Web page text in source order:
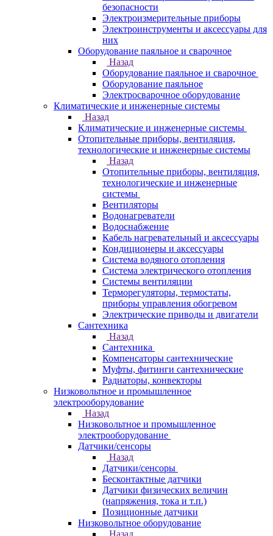
безопасности
Электроизмерительные приборы
Электроинструменты и аксессуары для
них
Оборудование паяльное и сварочное
Назад
Оборудование паяльное и сварочное
Оборудование паяльное
Электросварочное оборудование
Климатические и инженерные системы
Назад
Климатические и инженерные системы
Отопительные приборы, вентиляция,
технологические и инженерные системы
Назад
Отопительные приборы, вентиляция,
технологические и инженерные
системы
Вентиляторы
Водонагреватели
Водоснабжение
Кабель нагревательный и аксессуары
Кондиционеры и аксессуары
Система водяного отопления
Система электрического отопления
Системы вентиляции
Терморегуляторы, термостаты,
приборы управления обогревом
Электрические приводы и двигатели
Сантехника
Назад
Сантехника
Компенсаторы сантехнические
Муфты, фитинги сантехнические
Радиаторы, конвекторы
Низковольтное и промышленное
электрооборудование
Назад
Низковольтное и промышленное
электрооборудование
Датчики/сенсоры
Назад
Датчики/сенсоры
Бесконтактные датчики
Датчики физических величин
(напряжения, тока и т.п.)
Позиционные датчики
Низковольтное оборудование
Назад